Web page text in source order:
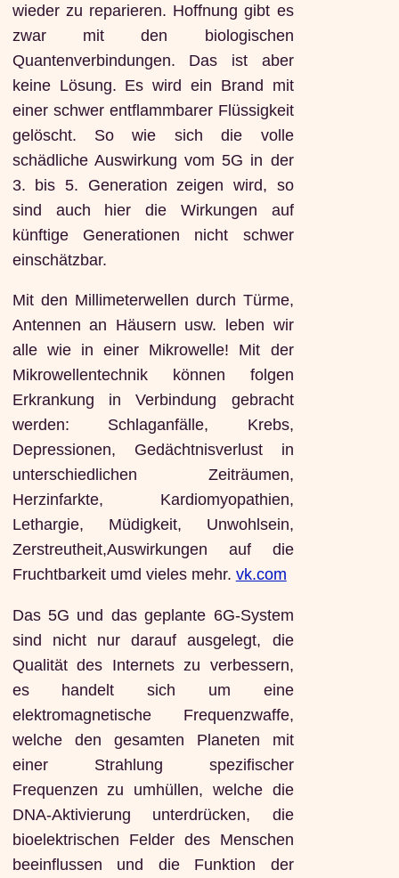
wieder zu reparieren. Hoffnung gibt es
zwar mit den biologischen
Quantenverbindungen. Das ist aber
keine Lösung. Es wird ein Brand mit
einer schwer entflammbarer Flüssigkeit
gelöscht. So wie sich die volle
schädliche Auswirkung vom 5G in der
3. bis 5. Generation zeigen wird, so
sind auch hier die Wirkungen auf
künftige Generationen nicht schwer
einschätzbar.
Mit den Millimeterwellen durch Türme,
Antennen an Häusern usw. leben wir
alle wie in einer Mikrowelle! Mit der
Mikrowellentechnik können folgen
Erkrankung in Verbindung gebracht
werden: Schlaganfälle, Krebs,
Depressionen, Gedächtnisverlust in
unterschiedlichen Zeiträumen,
Herzinfarkte, Kardiomyopathien,
Lethargie, Müdigkeit, Unwohlsein,
Zerstreutheit,Auswirkungen auf die
Fruchtbarkeit umd vieles mehr. vk.com
Das 5G und das geplante 6G-System
sind nicht nur darauf ausgelegt, die
Qualität des Internets zu verbessern,
es handelt sich um eine
elektromagnetische Frequenzwaffe,
welche den gesamten Planeten mit
einer Strahlung spezifischer
Frequenzen zu umhüllen, welche die
DNA-Aktivierung unterdrücken, die
bioelektrischen Felder des Menschen
beeinflussen und die Funktion der